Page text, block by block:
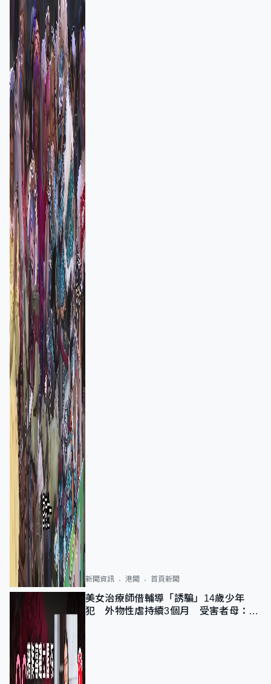
新聞資訊 港聞 首頁新聞
美女治療師借輔導「誘騙」14歲少年
犯 外物性虐持續3個月 受害者母：要